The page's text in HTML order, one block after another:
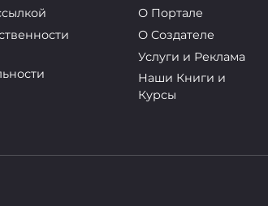
летняя жара.
О Портале
О Cоздателе
Услуги и Реклама
Наши Книги и
Курсы